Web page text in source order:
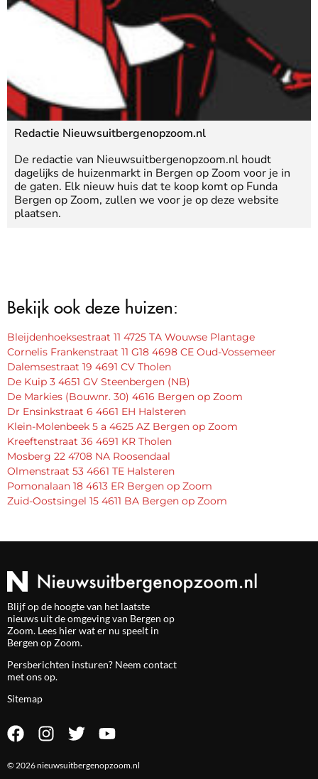
Redactie Nieuwsuitbergenopzoom.nl
De redactie van Nieuwsuitbergenopzoom.nl houdt
dagelijks de huizenmarkt in Bergen op Zoom voor je in
de gaten. Elk nieuw huis dat te koop komt op Funda
Bergen op Zoom, zullen we voor je op deze website
plaatsen.
Bekijk ook deze huizen:
Bleijdenhoeksestraat 11 4725 TA Wouwse Plantage
Cornelis Frankenstraat 11 G18 4698 CE Oud-Vossemeer
Dalemsestraat 19 4691 CV Tholen
De Kuip 3 4651 GV Steenbergen (NB)
De Markies (Bouwnr. 30) 4616 Bergen op Zoom
Dr Ensinkstraat 6 4661 EH Halsteren
Klein-Molenbeek 5 a 4625 AZ Bergen op Zoom
Kreeftenstraat 36 4691 KR Tholen
Mosberg 22 4708 NA Roosendaal
Olmenstraat 53 4661 TE Halsteren
Pomonalaan 18 4613 ER Bergen op Zoom
Zuid-Oostsingel 15 4611 BA Bergen op Zoom
Blijf op de hoogte van het laatste
nieuws uit de omgeving van Bergen op
Zoom. Lees hier wat er nu speelt in
Bergen op Zoom.
Persberichten insturen? Neem contact
met ons op.
Sitemap
© 2026 nieuwsuitbergenopzoom.nl